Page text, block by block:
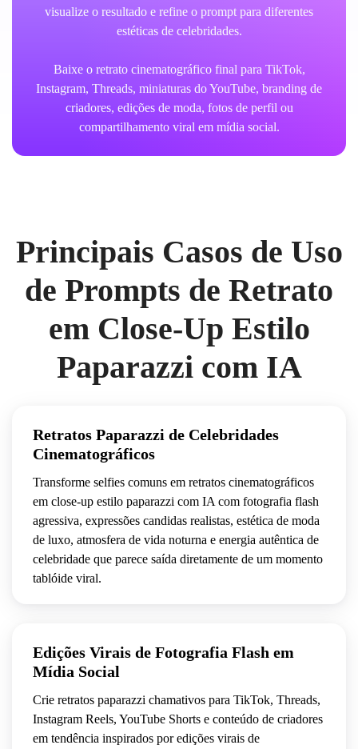
visualize o resultado e refine o prompt para diferentes
estéticas de celebridades.
Baixe o retrato cinematográfico final para TikTok,
Instagram, Threads, miniaturas do YouTube, branding de
criadores, edições de moda, fotos de perfil ou
compartilhamento viral em mídia social.
Principais Casos de Uso
de Prompts de Retrato
em Close-Up Estilo
Paparazzi com IA
Retratos Paparazzi de Celebridades
Cinematográficos
Transforme selfies comuns em retratos cinematográficos
em close-up estilo paparazzi com IA com fotografia flash
agressiva, expressões candidas realistas, estética de moda
de luxo, atmosfera de vida noturna e energia autêntica de
celebridade que parece saída diretamente de um momento
tablóide viral.
Edições Virais de Fotografia Flash em
Mídia Social
Crie retratos paparazzi chamativos para TikTok, Threads,
Instagram Reels, YouTube Shorts e conteúdo de criadores
em tendência inspirados por edições virais de